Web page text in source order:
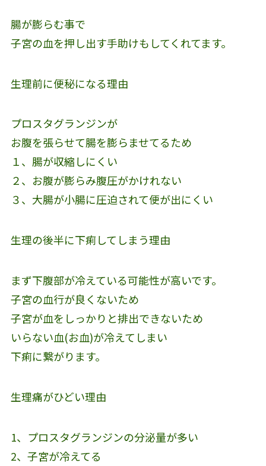
腸が膨らむ事で
子宮の血を押し出す手助けもしてくれてます。
生理前に便秘になる理由
プロスタグランジンが
お腹を張らせて腸を膨らませてるため
１、腸が収縮しにくい
２、お腹が膨らみ腹圧がかけれない
３、大腸が小腸に圧迫されて便が出にくい
生理の後半に下痢してしまう理由
まず下腹部が冷えている可能性が高いです。
子宮の血行が良くないため
子宮が血をしっかりと排出できないため
いらない血(お血)が冷えてしまい
下痢に繋がります。
生理痛がひどい理由
1、プロスタグランジンの分泌量が多い
2、子宮が冷えてる